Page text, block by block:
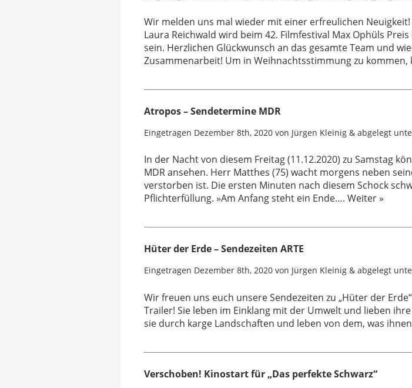
Wir melden uns mal wieder mit einer erfreulichen
Laura Reichwald wird beim 42. Filmfestival Max Ophüls
sein. Herzlichen Glückwunsch an das gesamte Team und
Zusammenarbeit! Um in Weihnachtsstimmung zu
Atropos – Sendetermine MDR
Eingetragen Dezember 8th, 2020von Jürgen Kleinig &abgelegt
In der Nacht von diesem Freitag (11.12.2020) zu Samstag
MDR ansehen. Herr Matthes (75) wacht morgens neben
verstorben ist. Die ersten Minuten nach diesem Schock
Pflichterfüllung. »Am Anfang steht ein Ende…. Weiter »
Hüter der Erde – Sendezeiten ARTE
Eingetragen Dezember 8th, 2020von Jürgen Kleinig &abgelegt
Wir freuen uns euch unsere Sendezeiten zu „Hüter der
Trailer! Sie leben im Einklang mit der Umwelt und lieben
sie durch karge Landschaften und leben von dem, was
Verschoben! Kinostart für „Das perfekte Schwarz“